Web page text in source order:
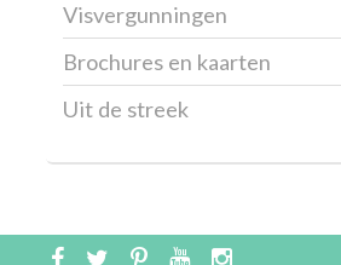
Visvergunningen
Brochures en kaarten
Uit de streek